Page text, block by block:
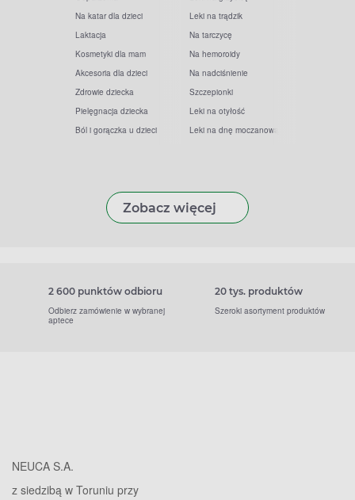
Na katar dla dzieci
Laktacja
Kosmetyki dla mam
Akcesoria dla dzieci
Zdrowie dziecka
Pielęgnacja dziecka
Ból i gorączka u dzieci
Leki na trądzik
Na tarczycę
Na hemoroidy
Na nadciśnienie
Szczepionki
Leki na otyłość
Leki na dnę moczanową
Zobacz więcej
2 600 punktów odbioru
Odbierz zamówienie w wybranej
aptece
20 tys. produktów
Szeroki asortyment produktów
NEUCA S.A.
z siedzibą w Toruniu przy